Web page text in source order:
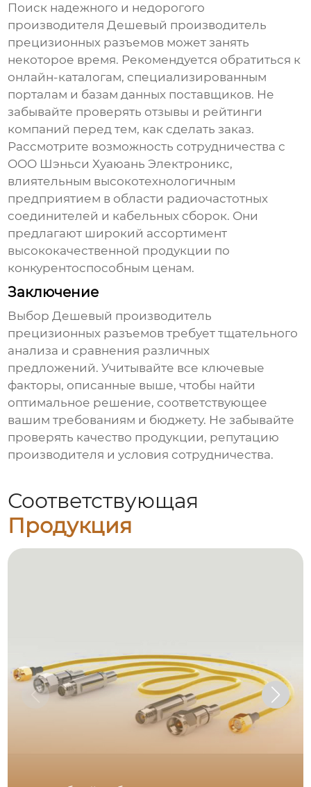
Поиск надежного и недорогого
производителяДешевый производитель
прецизионных разъемов может занять
некоторое время. Рекомендуется обратиться к
онлайн-каталогам, специализированным
порталам и базам данных поставщиков. Не
забывайте проверять отзывы и рейтинги
компаний перед тем, как сделать заказ.
Рассмотрите возможность сотрудничества с
ООО Шэньси Хуаюань Электроникс,
влиятельным высокотехнологичным
предприятием в области радиочастотных
соединителей и кабельных сборок. Они
предлагают широкий ассортимент
высококачественной продукции по
конкурентоспособным ценам.
Заключение
ВыборДешевый производитель
прецизионных разъемов требует тщательного
анализа и сравнения различных
предложений. Учитывайте все ключевые
факторы, описанные выше, чтобы найти
оптимальное решение, соответствующее
вашим требованиям и бюджету. Не забывайте
проверять качество продукции, репутацию
производителя и условия сотрудничества.
Соответствующая
Продукция